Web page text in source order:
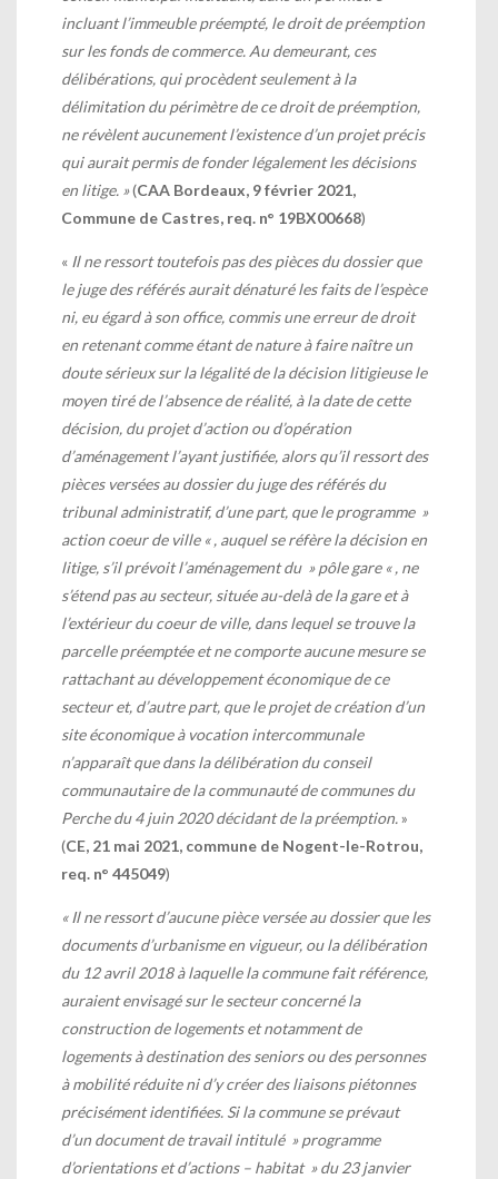
incluant l’immeuble préempté, le droit de préemption
sur les fonds de commerce. Au demeurant, ces
délibérations, qui procèdent seulement à la
délimitation du périmètre de ce droit de préemption,
ne révèlent aucunement l’existence d’un projet précis
qui aurait permis de fonder légalement les décisions
en litige. »(CAA Bordeaux, 9 février 2021,
Commune de Castres, req. n° 19BX00668)
« Il ne ressort toutefois pas des pièces du dossier que
le juge des référés aurait dénaturé les faits de l’espèce
ni, eu égard à son office, commis une erreur de droit
en retenant comme étant de nature à faire naître un
doute sérieux sur la légalité de la décision litigieuse le
moyen tiré de l’absence de réalité, à la date de cette
décision, du projet d’action ou d’opération
d’aménagement l’ayant justifiée, alors qu’il ressort des
pièces versées au dossier du juge des référés du
tribunal administratif, d’une part, que le programme »
action coeur de ville « , auquel se réfère la décision en
litige, s’il prévoit l’aménagement du » pôle gare « , ne
s’étend pas au secteur, située au-delà de la gare et à
l’extérieur du coeur de ville, dans lequel se trouve la
parcelle préemptée et ne comporte aucune mesure se
rattachant au développement économique de ce
secteur et, d’autre part, que le projet de création d’un
site économique à vocation intercommunale
n’apparaît que dans la délibération du conseil
communautaire de la communauté de communes du
Perche du 4 juin 2020 décidant de la préemption.»
(CE, 21 mai 2021, commune de Nogent-le-Rotrou,
req. n° 445049)
« Il ne ressort d’aucune pièce versée au dossier que les
documents d’urbanisme en vigueur, ou la délibération
du 12 avril 2018 à laquelle la commune fait référence,
auraient envisagé sur le secteur concerné la
construction de logements et notamment de
logements à destination des seniors ou des personnes
à mobilité réduite ni d’y créer des liaisons piétonnes
précisément identifiées. Si la commune se prévaut
d’un document de travail intitulé » programme
d’orientations et d’actions – habitat » du 23 janvier